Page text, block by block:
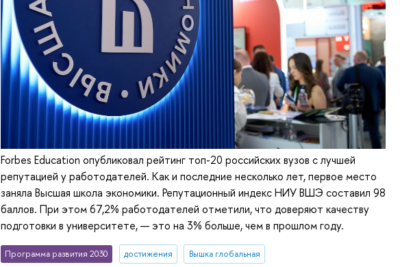
Forbes Education опубликовал рейтинг топ-20 российских вузов с лучшей
репутацией у работодателей. Как и последние несколько лет, первое место
заняла Высшая школа экономики. Репутационный индекс НИУ ВШЭ составил 98
баллов. При этом 67,2% работодателей отметили, что доверяют качеству
подготовки в университете, — это на 3% больше, чем в прошлом году.
Программа развития 2030 достижения Вышка глобальная